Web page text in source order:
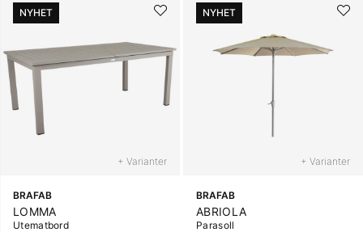
NYHET
+ Varianter
BRAFAB
LOMMA
Utematbord
NYHET
+ Varianter
BRAFAB
ABRIOLA
Parasoll